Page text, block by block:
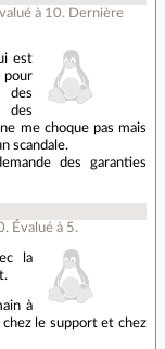
à 10.
Dernière
est
pour
des
des
me choque pas mais
scandale.
des garanties
. Évalué à 5.
la
à
le support et chez